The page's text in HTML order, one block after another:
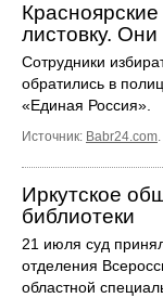
листовку.
Сотрудники
обратились в
«Единая Россия».
Источник: Babr24.com.
Иркутское
библиотеки
21 июля суд
отделения
областной